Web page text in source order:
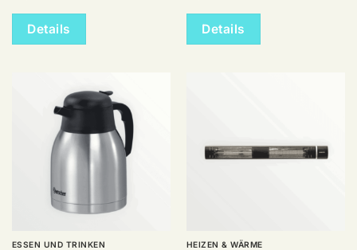
Details Details
ESSEN UND TRINKEN HEIZEN & WÄRME